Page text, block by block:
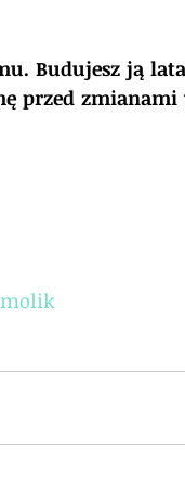
Budujesz ją
przed